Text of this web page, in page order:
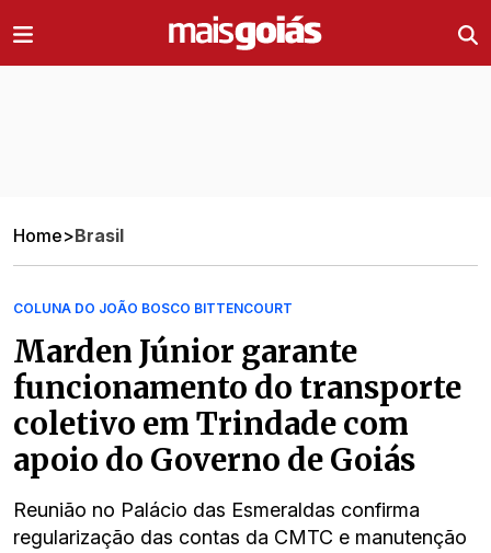
Home>Brasil
COLUNA DO JOÃO BOSCO BITTENCOURT
Marden Júnior garante
funcionamento do transporte
coletivo em Trindade com
apoio do Governo de Goiás
Reunião no Palácio das Esmeraldas confirma
regularização das contas da CMTC e manutenção